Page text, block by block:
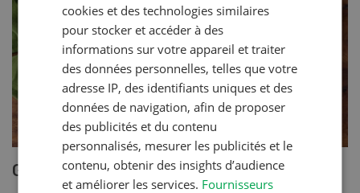
Gratin de céréales et légumes
cookies et des technologies similaires
pour stocker et accéder à des
informations sur votre appareil et traiter
des données personnelles, telles que votre
adresse IP, des identifiants uniques et des
données de navigation, afin de proposer
des publicités et du contenu
personnalisés, mesurer les publicités et le
contenu, obtenir des insights d’audience
et améliorer les services. Fournisseurs